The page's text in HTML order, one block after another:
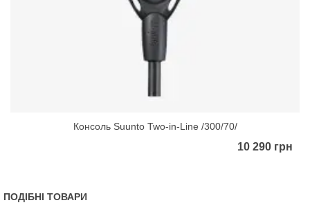
Консоль Suunto Two-in-Line /300/70/
10 290 грн
ПОДІБНІ ТОВАРИ